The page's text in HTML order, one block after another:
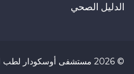
الدليل الصحي
©
2026 مستشفى أوسكودار لطب